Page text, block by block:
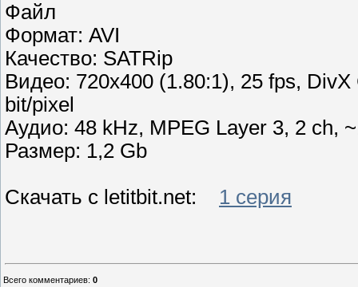
Файл
Формат: AVI
Качество: SATRip
Видео: 720x400 (1.80:1), 25 fps,
bit/pixel
Аудио: 48 kHz, MPEG Layer 3, 2 ch,
Размер: 1,2 Gb
Скачать с letitbit.net: 1 серия
Всего комментариев: 0